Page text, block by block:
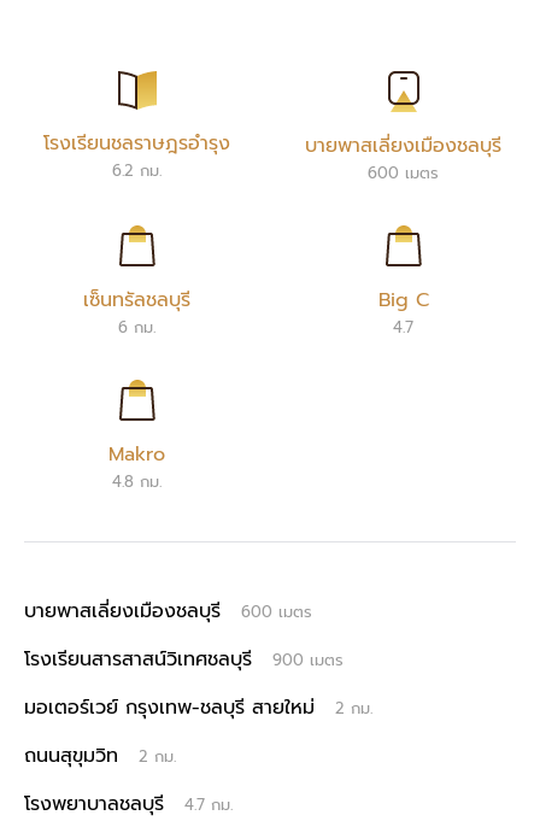
โรงเรียนชลราษฎรอำรุง
6.2 กม.
บายพาสเลี่ยงเมืองชลบุรี
600 เมตร
เซ็นทรัลชลบุรี
6 กม.
Big C
4.7
Makro
4.8 กม.
บายพาสเลี่ยงเมืองชลบุรี 600 เมตร
โรงเรียนสารสาสน์วิเทศชลบุรี 900 เมตร
มอเตอร์เวย์ กรุงเทพ-ชลบุรี สายใหม่ 2 กม.
ถนนสุขุมวิท 2 กม.
โรงพยาบาลชลบุรี 4.7 กม.